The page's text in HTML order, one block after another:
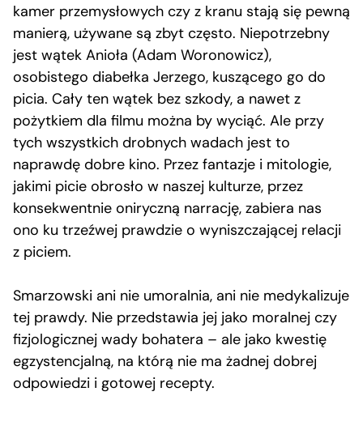
kamer przemysłowych czy z kranu stają się pewną
manierą, używane są zbyt często. Niepotrzebny
jest wątek Anioła (Adam Woronowicz),
osobistego diabełka Jerzego, kuszącego go do
picia. Cały ten wątek bez szkody, a nawet z
pożytkiem dla filmu można by wyciąć. Ale przy
tych wszystkich drobnych wadach jest to
naprawdę dobre kino. Przez fantazje i mitologie,
jakimi picie obrosło w naszej kulturze, przez
konsekwentnie oniryczną narrację, zabiera nas
ono ku trzeźwej prawdzie o wyniszczającej relacji
z piciem.
Smarzowski ani nie umoralnia, ani nie medykalizuje
tej prawdy. Nie przedstawia jej jako moralnej czy
fizjologicznej wady bohatera – ale jako kwestię
egzystencjalną, na którą nie ma żadnej dobrej
odpowiedzi i gotowej recepty.